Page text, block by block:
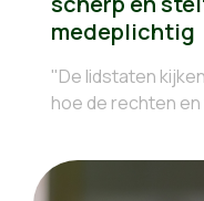
medeplichtig
"De lidstaten
hoe de rechten